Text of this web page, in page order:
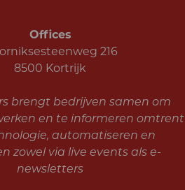
Offices
216
8500 Kortrijk
brengt bedrijven samen om
en te informeren omtrent
automatiseren en
zowel via live events als e-
newsletters